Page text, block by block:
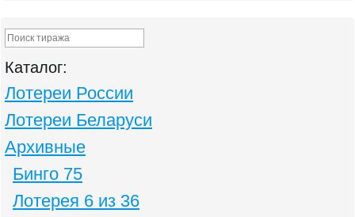
Каталог:
Лотереи России
Лотереи Беларуси
Архивные
Бинго 75
Лотерея 6 из 36